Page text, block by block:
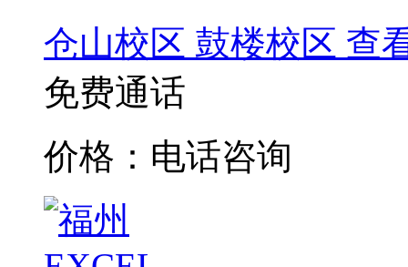
仓山校区 鼓楼校区 查
免费通话
价格：电话咨询